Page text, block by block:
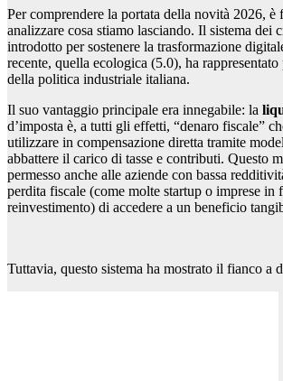
Per comprendere la portata della novità 2026, è
analizzare cosa stiamo lasciando. Il sistema dei
introdotto per sostenere la trasformazione
recente, quella ecologica (5.0), ha
della politica industriale italiana.
Il suo vantaggio principale era innegabile: la
d’imposta è, a tutti gli effetti, “denaro fiscale”
utilizzare in compensazione diretta tramite
abbattere il carico di tasse e contributi. Questo
permesso anche alle aziende con bassa
perdita fiscale (come molte startup o imprese in
reinvestimento) di accedere a un beneficio
Tuttavia, questo sistema ha mostrato il fianco a